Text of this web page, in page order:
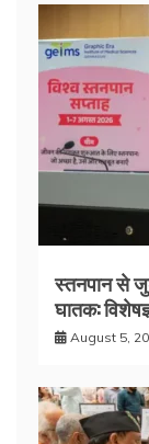
स्तनपान से
घातक:
August 5,